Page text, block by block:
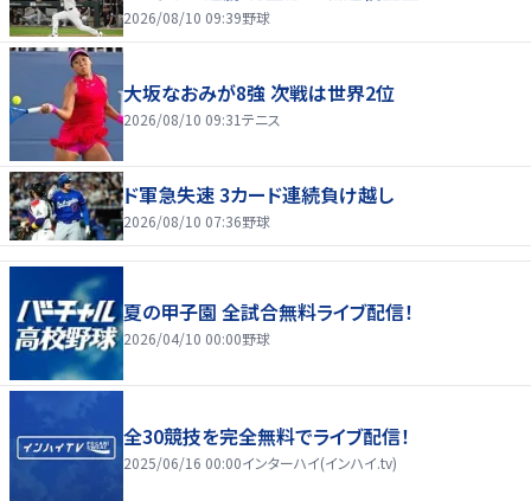
2026/08/10 09:39野球
大坂なおみが8強 次戦は世界2位
2026/08/10 09:31テニス
ド軍急失速 3カード連続負け越し
2026/08/10 07:36野球
夏の甲子園 全試合無料ライブ配信！
2026/04/10 00:00野球
全30競技を完全無料でライブ配信！
2025/06/16 00:00インターハイ(インハイ.tv)